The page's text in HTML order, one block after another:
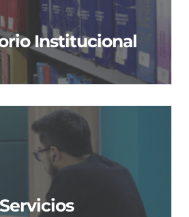
Institucional
Institucional
Servicios